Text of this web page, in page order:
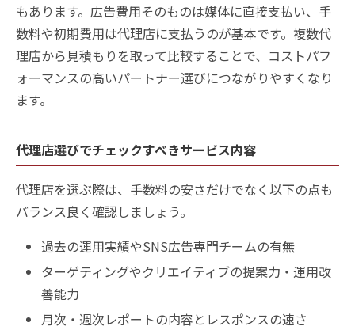
もあります。広告費用そのものは媒体に直接支払い、手
数料や初期費用は代理店に支払うのが基本です。複数代
理店から見積もりを取って比較することで、コストパフ
ォーマンスの高いパートナー選びにつながりやすくなり
ます。
代理店選びでチェックすべきサービス内容
代理店を選ぶ際は、手数料の安さだけでなく以下の点も
バランス良く確認しましょう。
過去の運用実績やSNS広告専門チームの有無
ターゲティングやクリエイティブの提案力・運用改
善能力
月次・週次レポートの内容とレスポンスの速さ